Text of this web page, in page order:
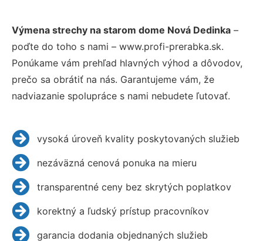
Výmena strechy na starom dome Nová Dedinka –
poďte do toho s nami – www.profi-prerabka.sk.
Ponúkame vám prehľad hlavných výhod a dôvodov,
prečo sa obrátiť na nás. Garantujeme vám, že
nadviazanie spolupráce s nami nebudete ľutovať.
vysoká úroveň kvality poskytovaných služieb
nezáväzná cenová ponuka na mieru
transparentné ceny bez skrytých poplatkov
korektný a ľudský prístup pracovníkov
garancia dodania objednaných služieb